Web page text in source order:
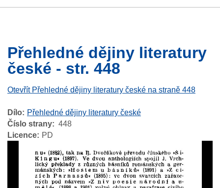
Přehledné dějiny literatury
české - str. 448
Otevřít Přehledné dějiny literatury české na straně 448
Dílo
Přehledné dějiny literatury české
Číslo strany
448
Licence
PD